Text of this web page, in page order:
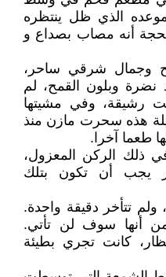
الذي ظل ينتظره
أنه مصاب بصداع و
وجمال شرقي ساحر،
نضرة وبلون القمح، لم
رشيقة، وفي مشيتها
هذه سحرت مازن منذ
طعما آخرا.
ذلك الركن المعزول،
يجب أن تكون بتلك
تتأخر دقيقة واحدة.
أنها سوف لن تأتي.
كانت تجري بطيئة